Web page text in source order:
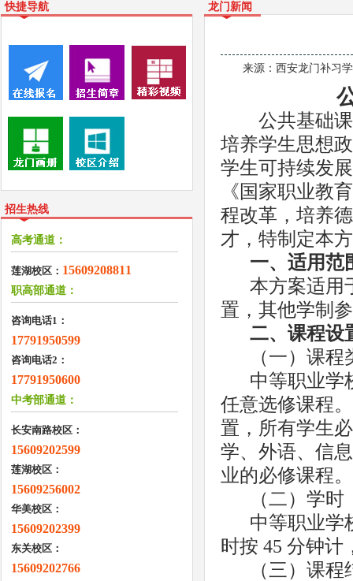
快捷导航
招生热线
高考通道：
莲湖校区： 15609208811
职高部通道：
咨询电话1：
17791950599
咨询电话2：
17791950600
中考部通道：
长安南路校区：
15609202599
莲湖校区：
15609256002
华美校区：
15609202399
东关校区：
15609202766
龙门新闻
来源： 西安龙门补习
公共基础
培养学生思想
学生可持续发
《国家职业教
程改革，培养
才，特制定本
一、适用范
本方案适用
置，其他学制
二、课程设
（一）课程
中等职业学
任意选修课程。
置，所有学生
学、外语、信
业的必修课程。
（二）学时
中等职业学
时按 45 分钟计
（三）课